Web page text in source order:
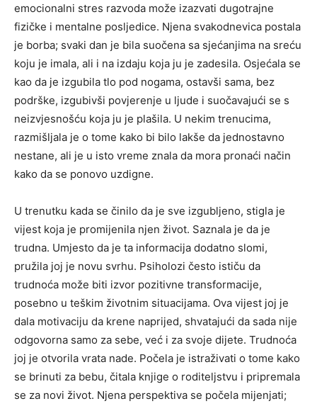
emocionalni stres razvoda može izazvati dugotrajne
fizičke i mentalne posljedice. Njena svakodnevica postala
je borba; svaki dan je bila suočena sa sjećanjima na sreću
koju je imala, ali i na izdaju koja ju je zadesila. Osjećala se
kao da je izgubila tlo pod nogama, ostavši sama, bez
podrške, izgubivši povjerenje u ljude i suočavajući se s
neizvjesnošću koja ju je plašila. U nekim trenucima,
razmišljala je o tome kako bi bilo lakše da jednostavno
nestane, ali je u isto vreme znala da mora pronaći način
kako da se ponovo uzdigne.
U trenutku kada se činilo da je sve izgubljeno, stigla je
vijest koja je promijenila njen život. Saznala je da je
trudna. Umjesto da je ta informacija dodatno slomi,
pružila joj je novu svrhu. Psiholozi često ističu da
trudnoća može biti izvor pozitivne transformacije,
posebno u teškim životnim situacijama. Ova vijest joj je
dala motivaciju da krene naprijed, shvatajući da sada nije
odgovorna samo za sebe, već i za svoje dijete. Trudnoća
joj je otvorila vrata nade. Počela je istraživati o tome kako
se brinuti za bebu, čitala knjige o roditeljstvu i pripremala
se za novi život. Njena perspektiva se počela mijenjati;